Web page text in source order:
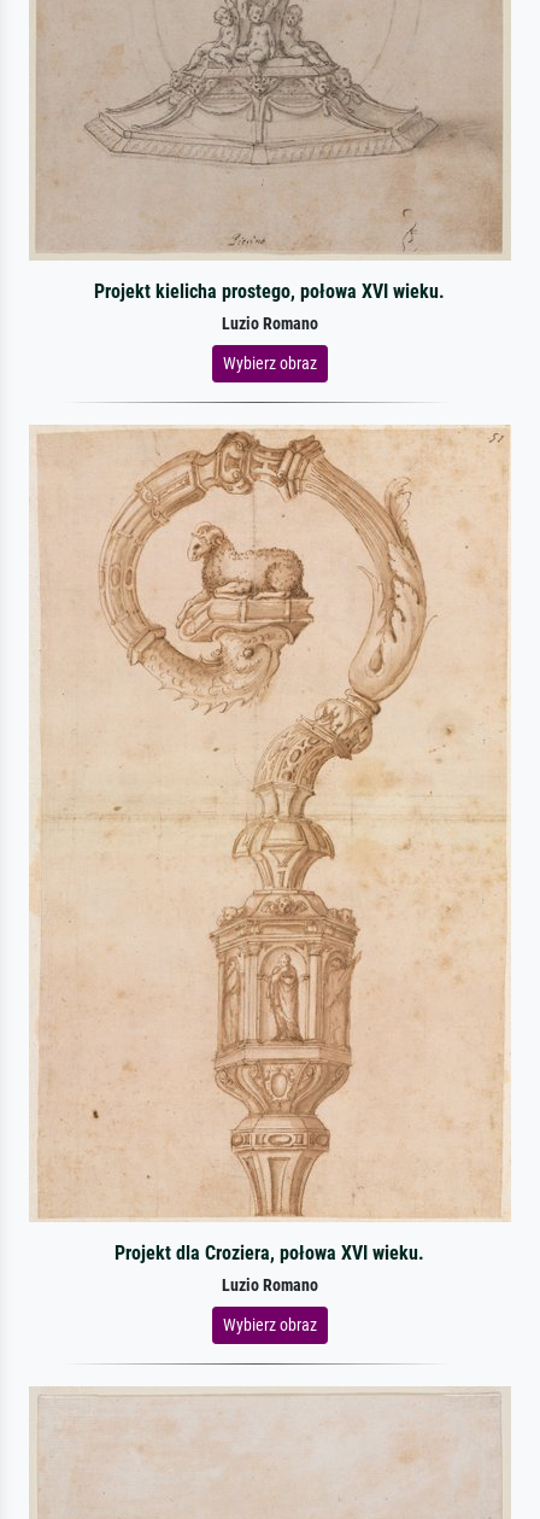
Projekt kielicha prostego, połowa XVI wieku.
Luzio Romano
Wybierz obraz
Projekt dla Croziera, połowa XVI wieku.
Luzio Romano
Wybierz obraz